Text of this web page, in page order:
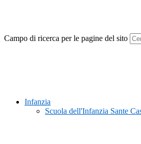
Campo di ricerca per le pagine del sito
Infanzia
Scuola dell'Infanzia Sante